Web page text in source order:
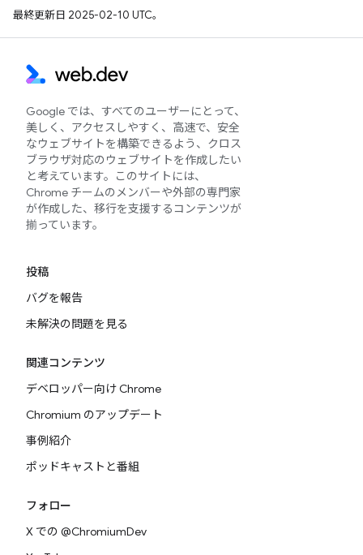
最終更新日 2025-02-10 UTC。
Google では、すべてのユーザーにとって、
美しく、アクセスしやすく、高速で、安全
なウェブサイトを構築できるよう、クロス
ブラウザ対応のウェブサイトを作成したい
と考えています。このサイトには、
Chrome チームのメンバーや外部の専門家
が作成した、移行を支援するコンテンツが
揃っています。
投稿
バグを報告
未解決の問題を見る
関連コンテンツ
デベロッパー向け Chrome
Chromium のアップデート
事例紹介
ポッドキャストと番組
フォロー
X での @ChromiumDev